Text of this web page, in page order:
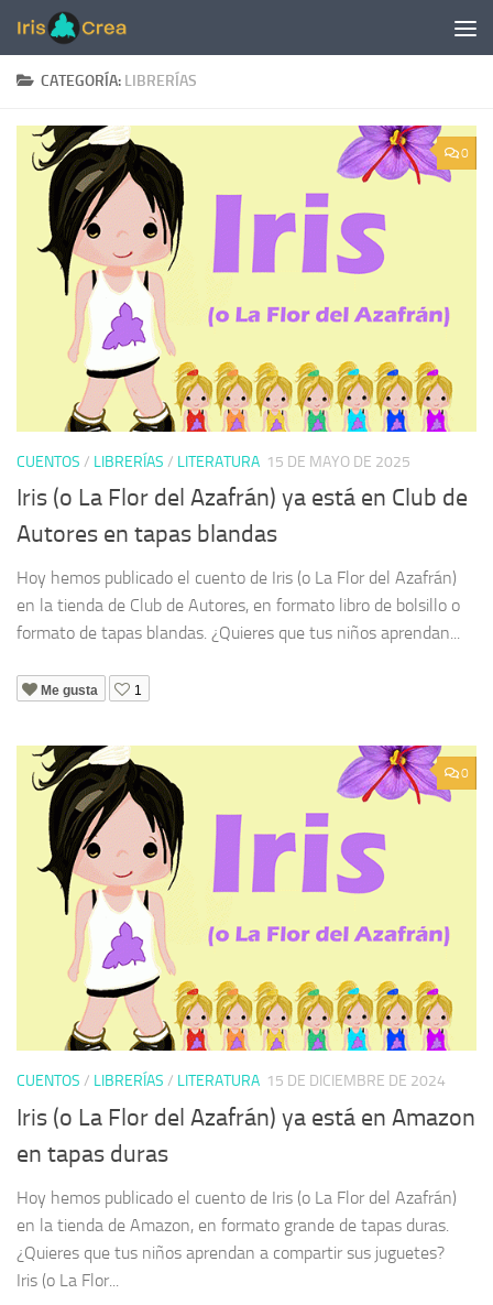
Saltar al contenido
CATEGORÍA: LIBRERÍAS
0
CUENTOS / LIBRERÍAS / LITERATURA 15 DE MAYO DE 2025
Iris (o La Flor del Azafrán) ya está en Club de
Autores en tapas blandas
Hoy hemos publicado el cuento de Iris (o La Flor del Azafrán)
en la tienda de Club de Autores, en formato libro de bolsillo o
formato de tapas blandas. ¿Quieres que tus niños aprendan...
Me gusta 1
0
CUENTOS / LIBRERÍAS / LITERATURA 15 DE DICIEMBRE DE 2024
Iris (o La Flor del Azafrán) ya está en Amazon
en tapas duras
Hoy hemos publicado el cuento de Iris (o La Flor del Azafrán)
en la tienda de Amazon, en formato grande de tapas duras.
¿Quieres que tus niños aprendan a compartir sus juguetes?
Iris (o La Flor...